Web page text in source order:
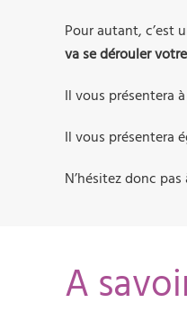
Pour autant, c’est
va se dérouler
Il vous présentera
Il vous présentera
N’hésitez donc
A